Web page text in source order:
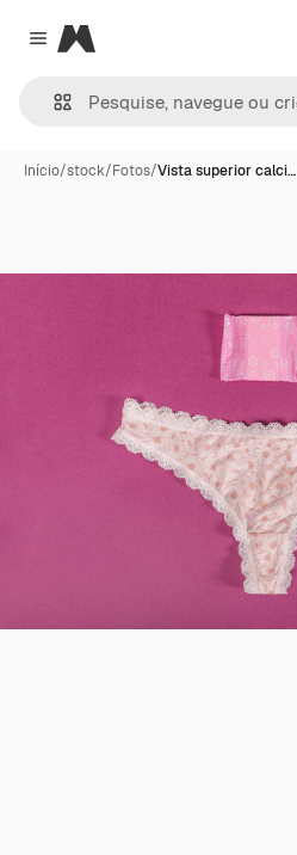
Close menu
Magnific
Início/stock/Fotos/Vista superior calci…